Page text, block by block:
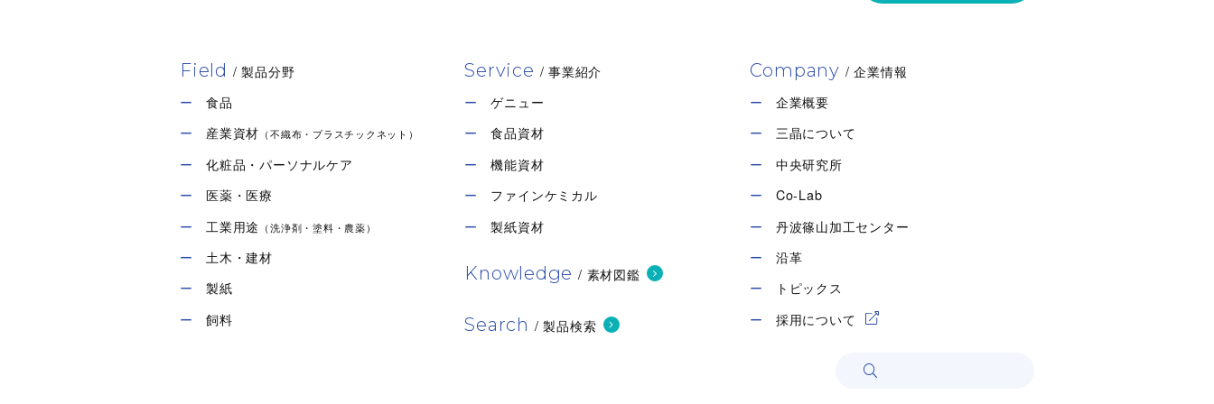
素材について問い合わせる
Field / 製品分野
食品
産業資材 （不織布・プラスチックネット）
化粧品・パーソナルケア
医薬・医療
工業用途 （洗浄剤・塗料・農薬）
土木・建材
製紙
飼料
Service / 事業紹介
ゲニュー
食品資材
機能資材
ファインケミカル
製紙資材
Knowledge / 素材図鑑
Search / 製品検索
Company / 企業情報
企業概要
三晶について
中央研究所
Co-Lab
丹波篠山加工センター
沿革
トピックス
採用について